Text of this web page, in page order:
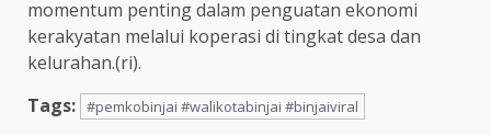
momentum penting dalam penguatan ekonomi
kerakyatan melalui koperasi di tingkat desa dan
kelurahan.(ri).
Tags: #pemkobinjai #walikotabinjai #binjaiviral